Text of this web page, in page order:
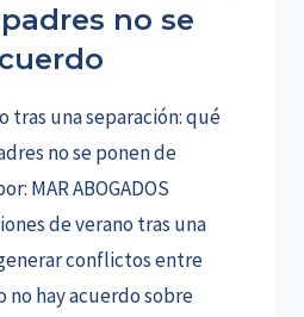
no se
tras una separación: qué
no se ponen de
MAR ABOGADOS
de verano tras una
conflictos entre
hay acuerdo sobre